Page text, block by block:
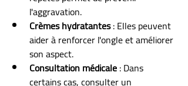
l'aggravation.
Crèmes hydratantes : Elles peuvent
aider à renforcer l'ongle et améliorer
son aspect.
Consultation médicale : Dans
certains cas, consulter un